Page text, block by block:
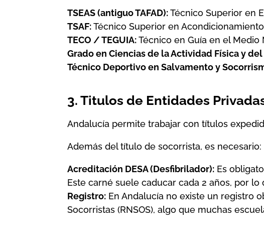
TSEAS (antiguo TAFAD):Técnico Superior en
TSAF:Técnico Superior en
TECO / TEGUIA:Técnico en Guía en el Medio
Grado en Ciencias de la Actividad Física y del
Técnico Deportivo en Salvamento y
3. Titulos de Entidades
Andalucía permite trabajar con títulos
Además del título de socorrista, es necesario:
Acreditación DESA (Desfibrilador): Es
Este carné suele caducar cada 2 años, por
Registro: En Andalucía no existe un registro
Socorristas (RNSOS), algo que muchas